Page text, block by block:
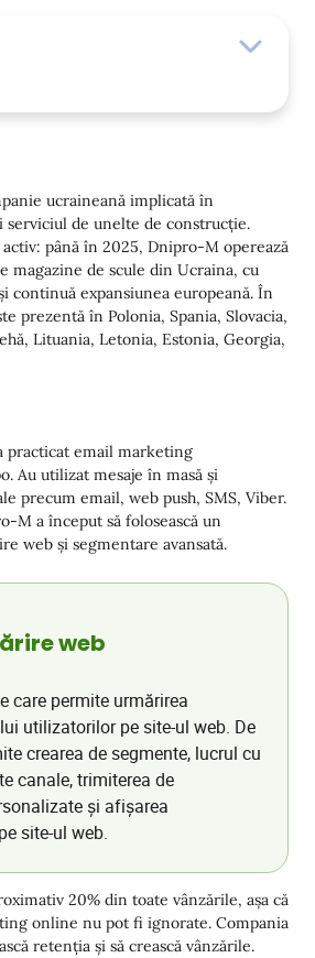
pentru Coșul Abandonat și
Produse pe Site
ucraineană implicată în
serviciul de unelte de construcție.
până în 2025, Dnipro-M operează
magazine de scule din Ucraina, cu
continuă expansiunea europeană. În
prezentă în Polonia, Spania, Slovacia,
Lituania, Letonia, Estonia, Georgia,
practicat email marketing
Au utilizat mesaje în masă și
precum email, web push, SMS, Viber.
M a început să folosească un
web și segmentare avansată.
web
care permite urmărirea
utilizatorilor pe site-ul web. De
crearea de segmente, lucrul cu
canale, trimiterea de
și afișarea
site-ul web.
20% din toate vânzările, așa că
online nu pot fi ignorate. Compania
retenția și să crească vânzările.